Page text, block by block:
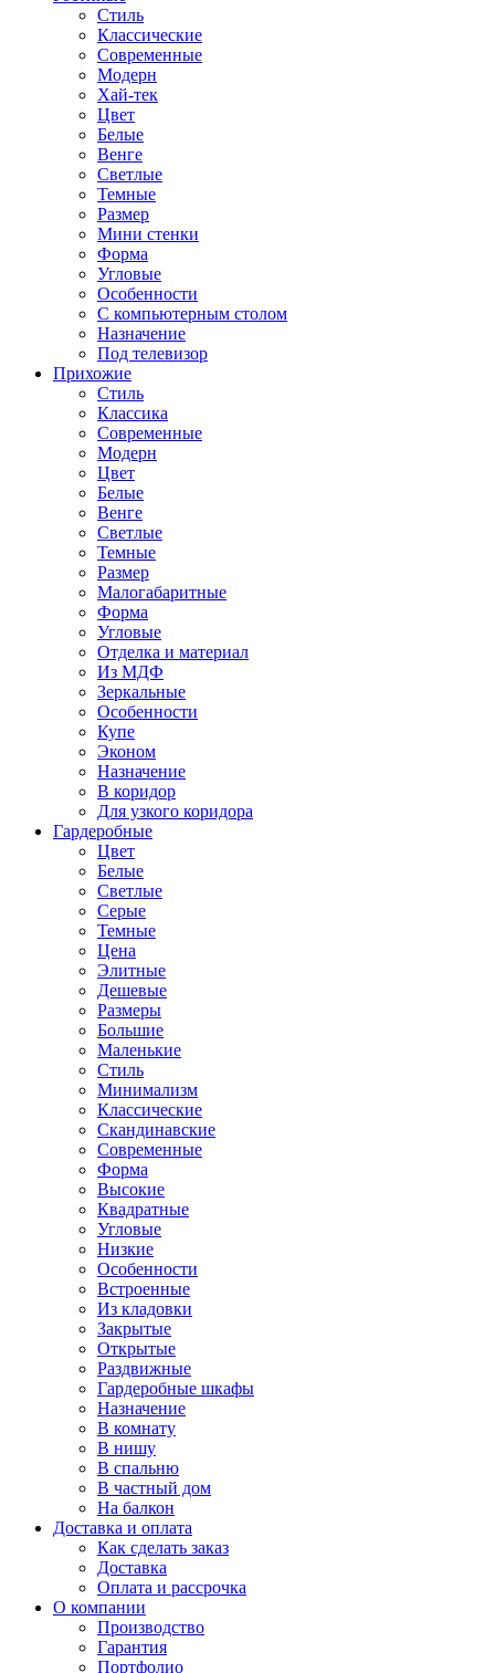
Стиль
Классические
Современные
Модерн
Хай-тек
Цвет
Белые
Венге
Светлые
Темные
Размер
Мини стенки
Форма
Угловые
Особенности
С компьютерным столом
Назначение
Под телевизор
Прихожие
Стиль
Классика
Современные
Модерн
Цвет
Белые
Венге
Светлые
Темные
Размер
Малогабаритные
Форма
Угловые
Отделка и материал
Из МДФ
Зеркальные
Особенности
Купе
Эконом
Назначение
В коридор
Для узкого коридора
Гардеробные
Цвет
Белые
Светлые
Серые
Темные
Цена
Элитные
Дешевые
Размеры
Большие
Маленькие
Стиль
Минимализм
Классические
Скандинавские
Современные
Форма
Высокие
Квадратные
Угловые
Низкие
Особенности
Встроенные
Из кладовки
Закрытые
Открытые
Раздвижные
Гардеробные шкафы
Назначение
В комнату
В нишу
В спальню
В частный дом
На балкон
Доставка и оплата
Как сделать заказ
Доставка
Оплата и рассрочка
О компании
Производство
Гарантия
Портфолио